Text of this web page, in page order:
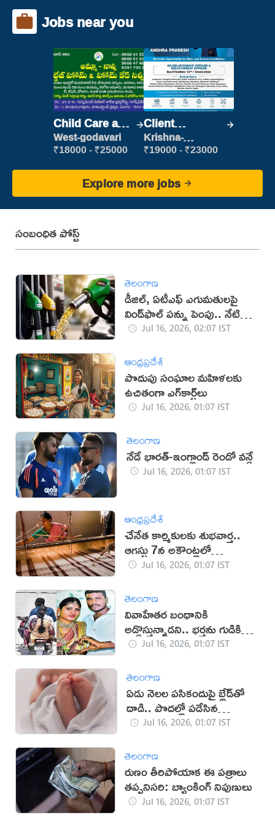
Jobs near you
Child Care and
Patient care
West-godavari
₹18000 - ₹25000
Client
Relationship
Executive
Krishna-
vijayawada
₹19000 - ₹23000
Explore more jobs
సంబంధిత పోస్ట్
తెలంగాణ
డీజిల్, ఏటీఎఫ్ ఎగుమతులపై
విండ్‌ఫాల్ పన్ను పెంపు.. నేటి
నుంచే అమలు
Jul 16, 2026, 02:07 IST
ఆంధ్రప్రదేశ్
పొదుపు సంఘాల మహిళలకు
ఉచితంగా ఎగ్‌కార్ట్‌లు
Jul 16, 2026, 01:07 IST
తెలంగాణ
నేడే భారత్-ఇంగ్లాండ్ రెండో వన్డే
Jul 16, 2026, 01:07 IST
ఆంధ్రప్రదేశ్
చేనేత కార్మికులకు శుభవార్త..
ఆగస్టు 7న అకౌంట్లలో
రూ.25,000 జమ
Jul 16, 2026, 01:07 IST
తెలంగాణ
వివాహేతర బంధానికి
అడ్డొస్తున్నాడని.. భర్తను గుడికి
తీసుకెళ్లి చంపిన భార్య
Jul 16, 2026, 01:07 IST
తెలంగాణ
ఏడు నెలల పసికందుపై బ్లేడ్‌తో
దాడి.. పొదల్లో పడేసిన
దుండగులు!
Jul 16, 2026, 01:07 IST
తెలంగాణ
రుణం తీరిపోయాక ఈ పత్రాలు
తప్పనిసరి: బ్యాంకింగ్ నిపుణులు
Jul 16, 2026, 01:07 IST